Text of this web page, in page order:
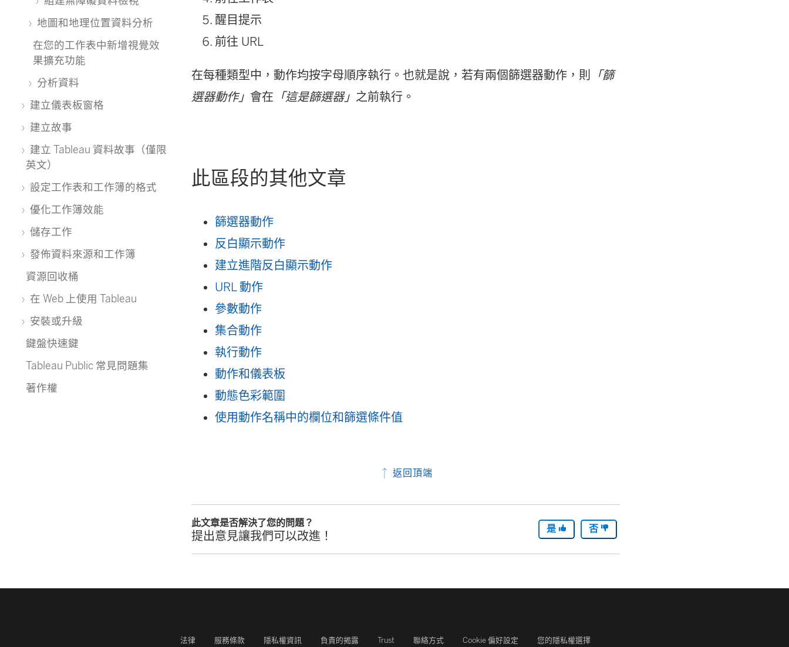
地圖和地理位置資料分析
在您的工作表中新增視覺效
果擴充功能
分析資料
建立儀表板窗格
建立故事
建立 Tableau 資料故事（僅限
英文）
設定工作表和工作簿的格式
優化工作簿效能
儲存工作
發佈資料來源和工作簿
資源回收桶
在 Web 上使用 Tableau
安裝或升級
鍵盤快速鍵
Tableau Public 常見問題集
著作權
醒目提示
前往 URL
在每種類型中，動作均按字母順序執行。也就是說，若有兩個篩選器動作，則
「篩
選器動作」 會在 「這是篩選器」 之前執行。
此區段的其他文章
篩選器動作
反白顯示動作
建立進階反白顯示動作
URL 動作
參數動作
集合動作
執行動作
動作和儀表板
動態色彩範圍
使用動作名稱中的欄位和篩選條件值
返回頂端
此文章是否解決了您的問題？
提出意見讓我們可以改進！ 是 否
法律 服務條款 隱私權資訊 負責的揭露 Trust 聯絡方式 Cookie 偏好設定 您的隱私權選擇